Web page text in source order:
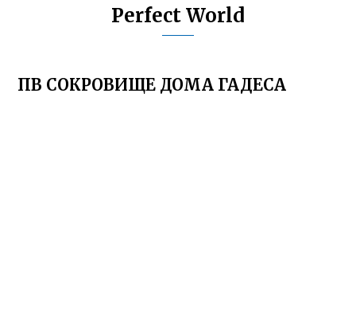
Perfect World
ПВ СОКРОВИЩЕ ДОМА ГАДЕСА